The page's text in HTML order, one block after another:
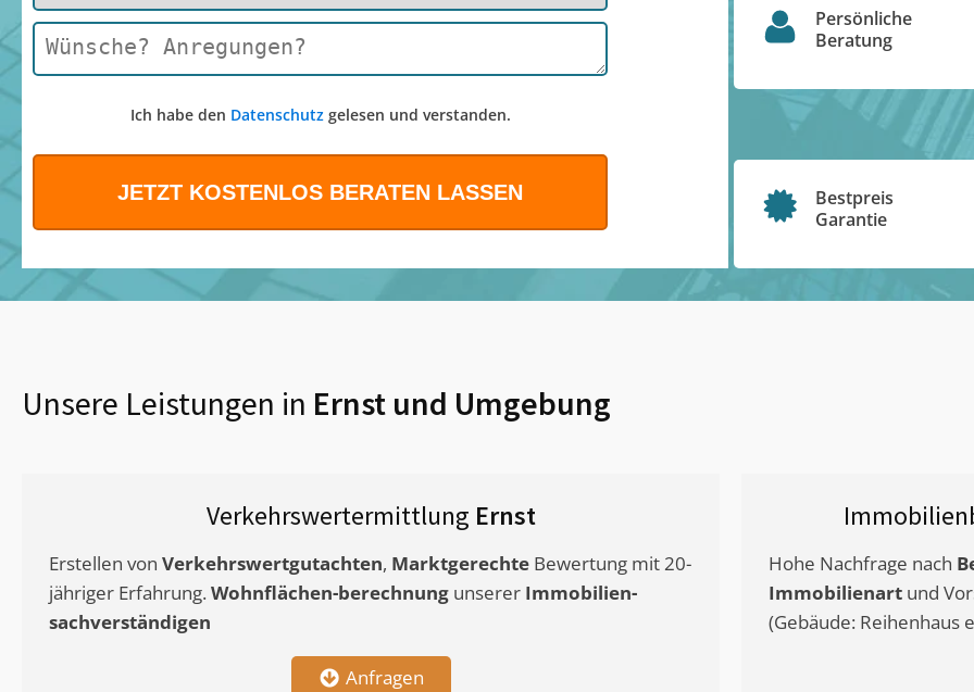
Ich habe den Datenschutzgelesen und verstanden.
Persönliche
Beratung
Bestpreis
Garantie
Unsere Leistungen in Ernst und Umgebung
Verkehrswertermittlung Ernst
Erstellen von Verkehrswertgutachten, Marktgerechte Bewertung mit 20-
jähriger Erfahrung. Wohnflächen-berechnung unserer Immobilien-
sachverständigen
Anfragen
Hohe Nachfrage nach
Immobilienart und
(Gebäude: Reihenhaus